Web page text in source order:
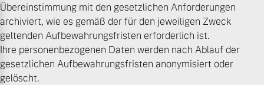
Übereinstimmung mit den gesetzlichen Anforderungen
archiviert, wie es gemäß der für den jeweiligen Zweck
geltenden Aufbewahrungsfristen erforderlich ist.
Ihre personenbezogenen Daten werden nach Ablauf der
gesetzlichen Aufbewahrungsfristen anonymisiert oder
gelöscht.